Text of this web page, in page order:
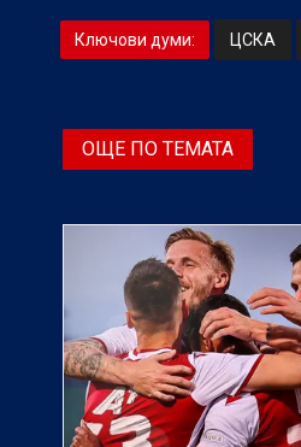
Ключови думи: ЦСКА
ОЩЕ ПО ТЕМАТА